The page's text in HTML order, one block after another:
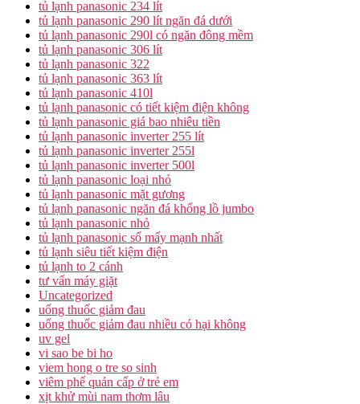
tủ lạnh panasonic 234 lít
tủ lạnh panasonic 290 lít ngăn đá dưới
tủ lạnh panasonic 290l có ngăn đông mềm
tủ lạnh panasonic 306 lít
tủ lạnh panasonic 322
tủ lạnh panasonic 363 lít
tủ lạnh panasonic 410l
tủ lạnh panasonic có tiết kiệm điện không
tủ lạnh panasonic giá bao nhiêu tiền
tủ lạnh panasonic inverter 255 lít
tủ lạnh panasonic inverter 255l
tủ lạnh panasonic inverter 500l
tủ lạnh panasonic loại nhỏ
tủ lạnh panasonic mặt gương
tủ lạnh panasonic ngăn đá khổng lồ jumbo
tủ lạnh panasonic nhỏ
tủ lạnh panasonic số mấy mạnh nhất
tủ lạnh siêu tiết kiệm điện
tủ lạnh to 2 cánh
tư vấn máy giặt
Uncategorized
uống thuốc giảm đau
uống thuốc giảm đau nhiều có hại không
uv gel
vi sao be bi ho
viem hong o tre so sinh
viêm phế quản cấp ở trẻ em
xịt khử mùi nam thơm lâu